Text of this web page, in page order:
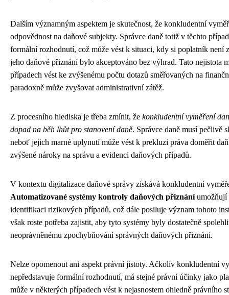
Dalším významným aspektem je skutečnost, že konkludentní
odpovědnost na daňové subjekty. Správce daně totiž v těchto
formální rozhodnutí, což může vést k situaci, kdy si poplatník není
jeho daňové přiznání bylo akceptováno bez výhrad. Tato nejistota
případech vést ke zvýšenému počtu dotazů směřovaných na
paradoxně může zvyšovat administrativní zátěž.
Z procesního hlediska je třeba zmínit, že konkludentní vyměření
dopad na běh lhůt pro stanovení daně. Správce daně musí pečlivě
neboť jejich marné uplynutí může vést k prekluzi práva doměřit
zvýšené nároky na správu a evidenci daňových případů.
V kontextu digitalizace daňové správy získává konkludentní
Automatizované systémy kontroly daňových přiznáníumožňují
identifikaci rizikových případů, což dále posiluje význam tohoto
však roste potřeba zajistit, aby tyto systémy byly dostatečně
neoprávněnému zpochybňování správných daňových přiznání.
Nelze opomenout ani aspekt právní jistoty. Ačkoliv konkludentní
nepředstavuje formální rozhodnutí, má stejné právní účinky jako
může v některých případech vést k nejasnostem ohledně právního